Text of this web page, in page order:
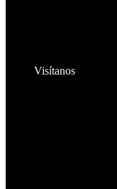
Visítanos